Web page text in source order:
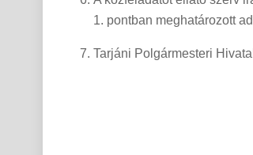
1. pontban meghatározott
Tarjáni Polgármesteri Hivatal
2831 Tarján,
06-34/